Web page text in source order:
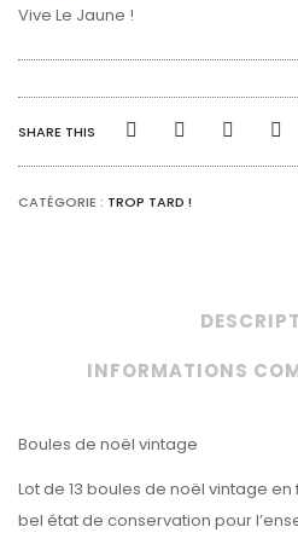
Vive Le Jaune !
SHARE THIS
CATÉGORIE : TROP TARD !
INFORMATIONS
Boules de noël vintage
Lot de 13 boules de noël vintage
bel état de conservation pour